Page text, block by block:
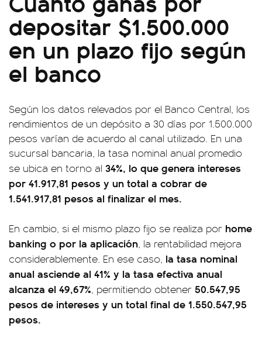
depositar $1.500.000
en un plazo fijo según
el banco
Según los datos relevados por el Banco Central, los
rendimientos de un depósito a 30 días por 1.500.000
pesos varían de acuerdo al canal utilizado. En una
sucursal bancaria, la tasa nominal anual promedio
se ubica en torno al 34%, lo que genera intereses
por 41.917,81 pesos y un total a cobrar de
1.541.917,81 pesos al finalizar el mes.
En cambio, si el mismo plazo fijo se realiza por home
banking o por la aplicación, la rentabilidad mejora
considerablemente. En ese caso, la tasa nominal
anual asciende al 41% y la tasa efectiva anual
alcanza el 49,67%, permitiendo obtener 50.547,95
pesos de intereses y un total final de 1.550.547,95
pesos.